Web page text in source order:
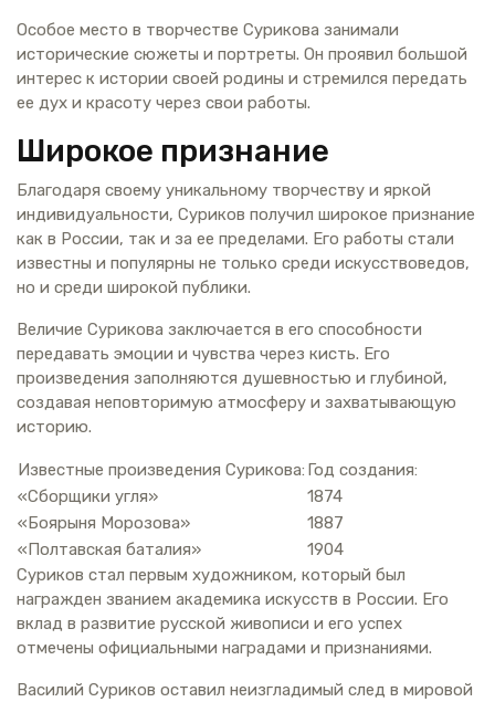
Особое место в творчестве Сурикова занимали
исторические сюжеты и портреты. Он проявил большой
интерес к истории своей родины и стремился передать
ее дух и красоту через свои работы.
Широкое признание
Благодаря своему уникальному творчеству и яркой
индивидуальности, Суриков получил широкое признание
как в России, так и за ее пределами. Его работы стали
известны и популярны не только среди искусствоведов,
но и среди широкой публики.
Величие Сурикова заключается в его способности
передавать эмоции и чувства через кисть. Его
произведения заполняются душевностью и глубиной,
создавая неповторимую атмосферу и захватывающую
историю.
Известные произведения Сурикова: Год создания:
«Сборщики угля»
1874
«Боярыня Морозова»
1887
«Полтавская баталия»
1904
Суриков стал первым художником, который был
награжден званием академика искусств в России. Его
вклад в развитие русской живописи и его успех
отмечены официальными наградами и признаниями.
Василий Суриков оставил неизгладимый след в мировой